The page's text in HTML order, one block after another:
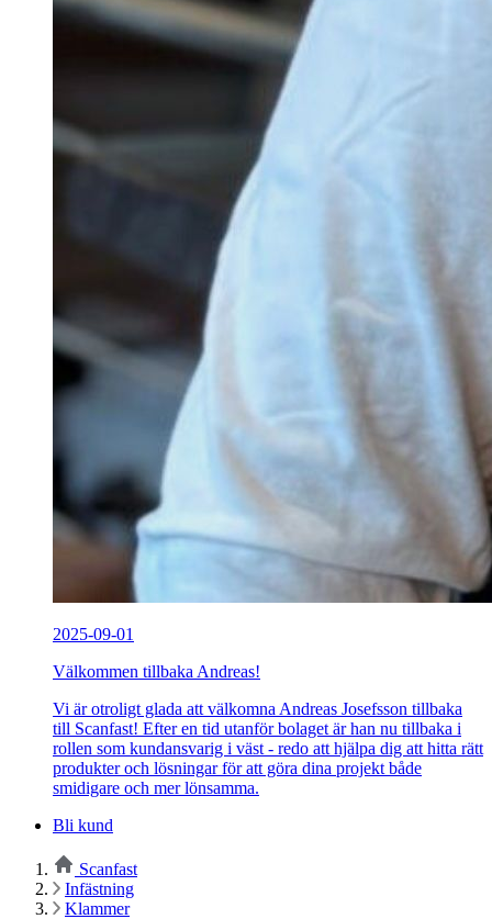
2025-09-01
Välkommen tillbaka Andreas!
Vi är otroligt glada att välkomna Andreas Josefsson tillbaka
till Scanfast! Efter en tid utanför bolaget är han nu tillbaka i
rollen som kundansvarig i väst - redo att hjälpa dig att hitta rätt
produkter och lösningar för att göra dina projekt både
smidigare och mer lönsamma.
Bli kund
Scanfast
Infästning
Klammer